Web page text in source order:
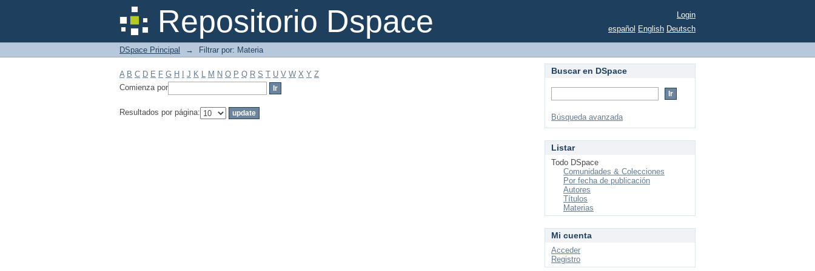
Repositorio Dspace
Filtrar por: Materia
Login
español English Deutsch
DSpace Principal → Filtrar por: Materia
A B C D E F G H J K L M N O P Q R S T U V W X Y Z
Comienza por
Resultados por página:
Buscar en DSpace
Búsqueda avanzada
Listar
Todo DSpace
Comunidades & Colecciones
Por fecha de publicación
Autores
Títulos
Materias
Mi cuenta
Acceder
Registro